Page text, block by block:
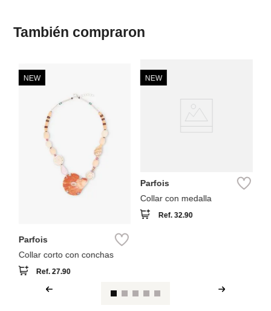
También compraron
NEW
Parfois
Collar corto con conchas
Ref.27.90
NEW
Parfois
Collar con medalla
Ref. 32.90